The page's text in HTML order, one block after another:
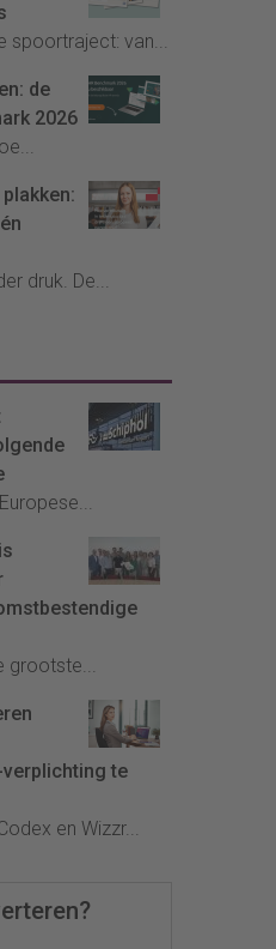
spoortraject: van...
de
2026
druk. De...
grootste...
verplichting te
en Wizzr...